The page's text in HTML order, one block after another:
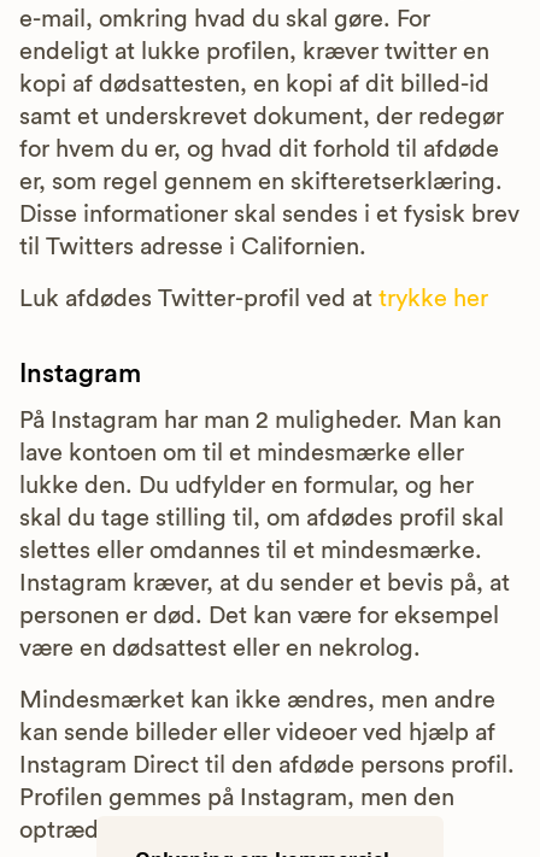
e-mail, omkring hvad du skal gøre. For
endeligt at lukke profilen, kræver twitter en
kopi af dødsattesten, en kopi af dit billed-id
samt et underskrevet dokument, der redegør
for hvem du er, og hvad dit forhold til afdøde
er, som regel gennem en skifteretserklæring.
Disse informationer skal sendes i et fysisk brev
til Twitters adresse i Californien.
Luk afdødes Twitter-profil ved at trykke her
Instagram
På Instagram har man 2 muligheder. Man kan
lave kontoen om til et mindesmærke eller
lukke den. Du udfylder en formular, og her
skal du tage stilling til, om afdødes profil skal
slettes eller omdannes til et mindesmærke.
Instagram kræver, at du sender et bevis på, at
personen er død. Det kan være for eksempel
være en dødsattest eller en nekrolog.
Mindesmærket kan ikke ændres, men andre
kan sende billeder eller videoer ved hjælp af
Instagram Direct til den afdøde persons profil.
Profilen gemmes på Instagram, men den
optræder ikke i søgninger.